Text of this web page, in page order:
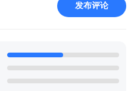
、缩小以及旋转您当前的视点
发布评论